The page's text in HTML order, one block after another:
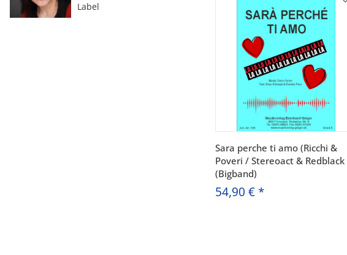
Sara perche ti amo (Ricchi &
Poveri / Stereoact & Redblack
(Bigband)
54,90 € *
Label